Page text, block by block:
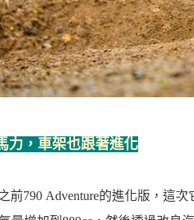
力，車架也跟著進化
前790 Adventure的進化版，這